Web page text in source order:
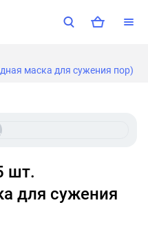
маска для сужения пор)
для сужения